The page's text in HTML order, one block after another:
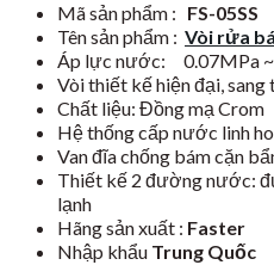
Mã sản phẩm : FS-05SS
Tên sản phẩm : Vòi rửa
Áp lực nước: 0.07MPa
Vòi thiết kế hiện đại, sang
Chất liệu: Đồng mạ Crom
Hệ thống cấp nước linh
Van đĩa chống bám cặn
Thiết kế 2 đường nước:
lạnh
Hãng sản xuất : Faster
Nhập khẩu Trung Quốc